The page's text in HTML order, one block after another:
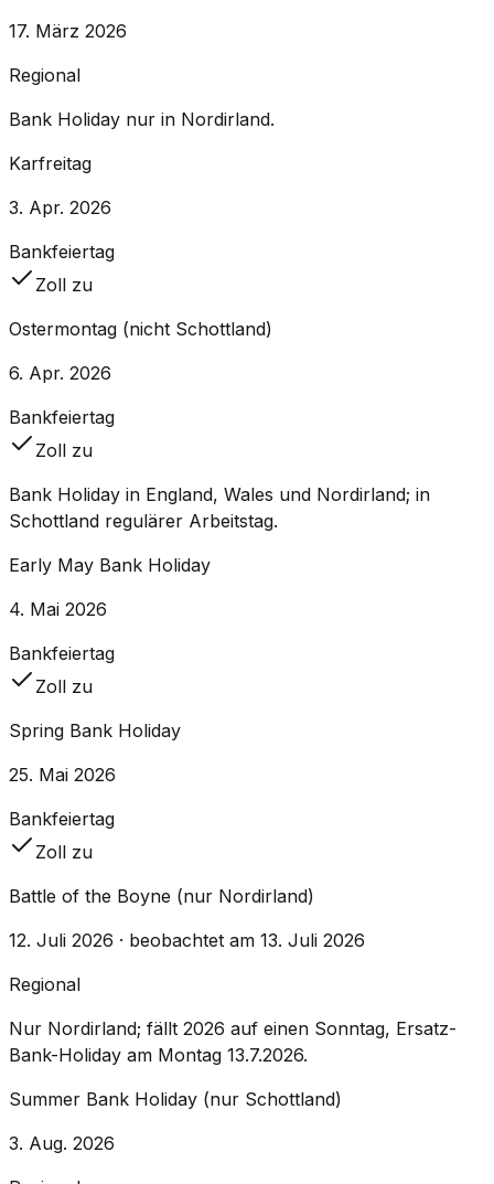
17. März 2026
Regional
Bank Holiday nur in Nordirland.
Karfreitag
3. Apr. 2026
Bankfeiertag
Zoll zu
Ostermontag (nicht Schottland)
6. Apr. 2026
Bankfeiertag
Zoll zu
Bank Holiday in England, Wales und Nordirland; in
Schottland regulärer Arbeitstag.
Early May Bank Holiday
4. Mai 2026
Bankfeiertag
Zoll zu
Spring Bank Holiday
25. Mai 2026
Bankfeiertag
Zoll zu
Battle of the Boyne (nur Nordirland)
12. Juli 2026 · beobachtet am 13. Juli 2026
Regional
Nur Nordirland; fällt 2026 auf einen Sonntag, Ersatz-
Bank-Holiday am Montag 13.7.2026.
Summer Bank Holiday (nur Schottland)
3. Aug. 2026